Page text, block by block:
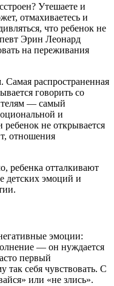
Утешаете и
отмахиваетесь и
что ребенок не
Эрин Леонард
на переживания
Самая распространенная
говорить со
— самый
и
ребенок не открывается
отношения
ребенка отталкивают
детских эмоций и
эмоции:
— он нуждается
первый
так себя чувствовать. С
или «не злись».